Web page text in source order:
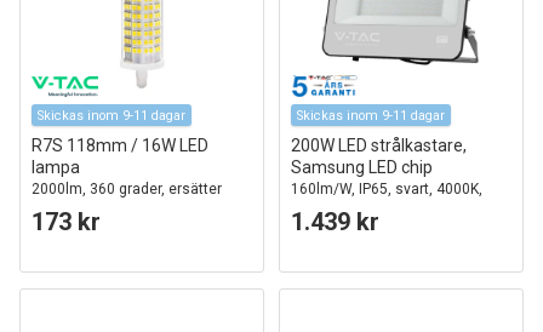
Skickas inom 9-11 dagar
R7S 118mm / 16W LED
lampa
2000lm, 360 grader, ersätter
126W halogen
173 kr
Skickas inom 9-11 dagar
200W LED strålkastare,
Samsung LED chip
160lm/W, IP65, svart, 4000K,
utomhus
1.439 kr